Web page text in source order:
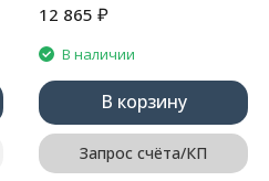
12 865 ₽
В наличии
В корзину
Запрос счёта/КП